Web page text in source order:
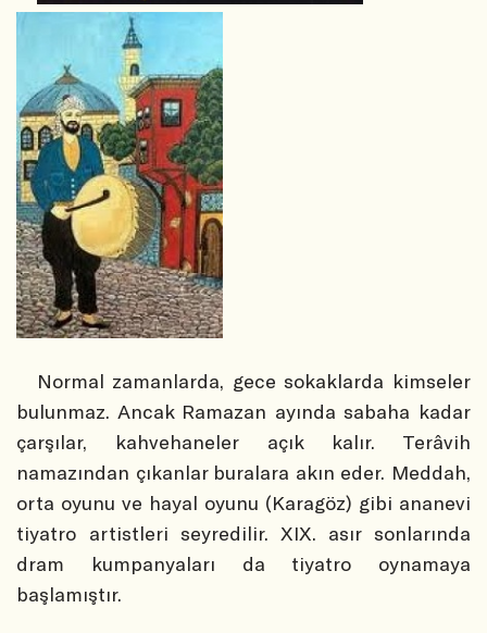
Normal zamanlarda, gece sokaklarda kimseler
bulunmaz. Ancak Ramazan ayında sabaha kadar
çarşılar, kahvehaneler açık kalır. Terâvih
namazından çıkanlar buralara akın eder. Meddah,
orta oyunu ve hayal oyunu (Karagöz) gibi ananevi
tiyatro artistleri seyredilir. XIX. asır sonlarında
dram kumpanyaları da tiyatro oynamaya
başlamıştır.